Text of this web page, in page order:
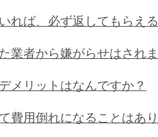
れば、必ず返してもらえ
業者から嫌がらせはされ
メリットはなんですか？
費用倒れになることはあ